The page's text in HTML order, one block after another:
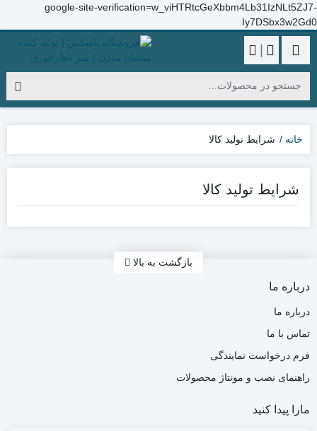
google-site-verification=w_viHTRtcGeXbbm4Lb31IzNLt5ZJ7-
Iy7DSbx3w2Gd0
خانه شرایط تولید کالا
شرایط تولید کالا
بازگشت به بالا
درباره ما
درباره ما
تماس با ما
فرم درخواست نمایندگی
راهنمای نصب و مونتاژ محصولات
مارا پیدا کنید